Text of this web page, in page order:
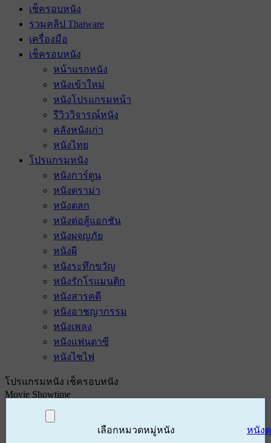
เช็ครอบหนัง
รวมคลิป Thaiware
เครื่องมือ
เช็ครอบหนัง
หน้าแรกหนัง
หนังเข้าใหม่
หนังโปรแกรมหน้า
รีวิววิจารณ์หนัง
คลังหนังเก่า
หนังไทย
โปรแกรมหนัง
หนังการ์ตูน
หนังดราม่า
หนังตลก
หนังต่อสู้แอกชัน
หนังผจญภัย
หนังผี
หนังระทึกขวัญ
หนังรักโรแมนติก
หนังสารคดี
หนังอาชญากรรม
หนังเพลง
หนังแฟนตาซี
หนังไซไฟ
โปรแกรมหนัง เช็ครอบหนัง
Movie Showtime
เลือกหมวดหมู่หนัง หนัง